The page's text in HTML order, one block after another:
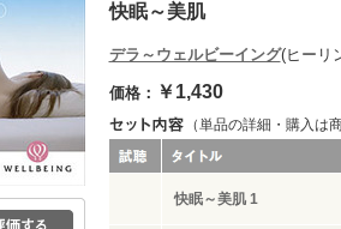
快眠～美肌
デラ～ウェルビーイング(ヒーリ
価格： ￥1,430
（単品の詳細・購入は
快眠～美肌 1